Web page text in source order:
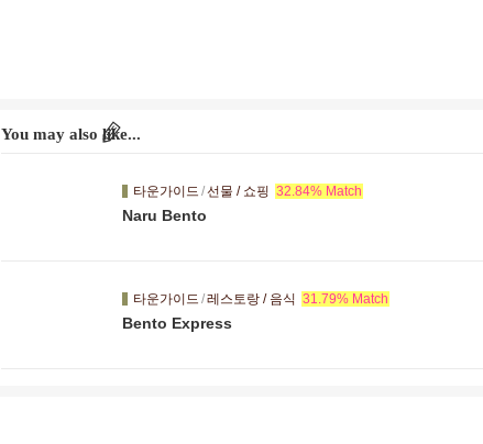
You may also like...
타운가이드 /선물 / 쇼핑 32.84% Match
Naru Bento
타운가이드 /레스토랑 / 음식 31.79% Match
Bento Express